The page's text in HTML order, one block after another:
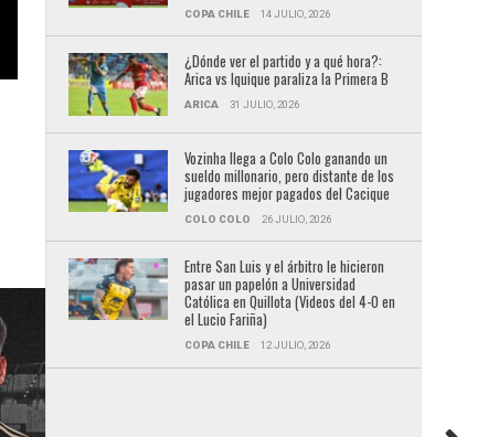
COPA CHILE 14 JULIO, 2026
¿Dónde ver el partido y a qué hora?:
Arica vs Iquique paraliza la Primera B
ARICA 31 JULIO, 2026
Vozinha llega a Colo Colo ganando un
sueldo millonario, pero distante de los
jugadores mejor pagados del Cacique
COLO COLO 26 JULIO, 2026
Entre San Luis y el árbitro le hicieron
pasar un papelón a Universidad
Católica en Quillota (Videos del 4-0 en
el Lucio Fariña)
COPA CHILE 12 JULIO, 2026